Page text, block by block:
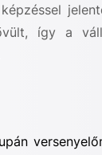
így a